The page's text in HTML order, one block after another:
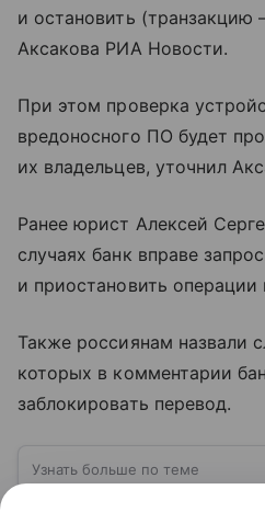
и остановить
Аксакова РИА Новости.
При этом проверка
вредоносного ПО будет
их владельцев, уточнил
Ранее юрист Алексей
случаях банк вправе
и приостановить операции
Также россиянам назвали
которых в комментарии
заблокировать перевод.
Узнать больше по теме